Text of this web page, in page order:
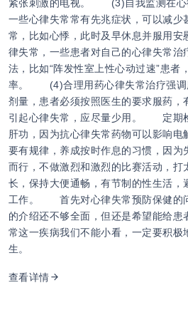
紧张刺激的电视。 (3)自我监测在心
一些心律失常常有先兆症状，可以减少
常，比如心悸，此时及早休息并服用安
律失常，一些患者对自己的心律失常治
法，比如“阵发性室上性心动过速”患者
率。 (4)合理用药心律失常治疗强调
剂量，患者必须按照医生的要求服药，
引起心律失常，应尽量少用。 定期检
肝功，因为抗心律失常药物可以影
要有规律，养成按时作息的习惯，因为
而行，不做激烈和激烈的比赛活动，打
长，保持大便通畅，有节制的性生活，
工作。 首先对心律失常预防保健的
的介绍还不够全面，但还是希望能给患
常这一疾病我们不能小看，一定要积极
生。
查看详情